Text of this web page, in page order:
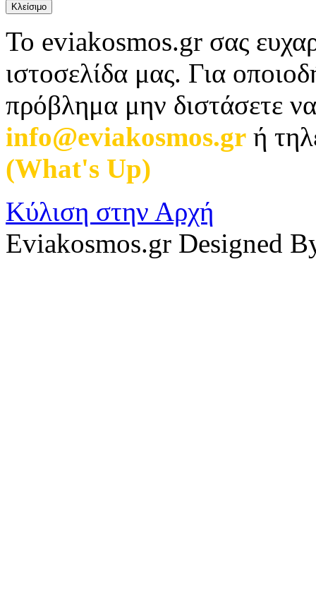
Κλείσιμο
Το eviakosmos.gr σας
ιστοσελίδα μας. Για
πρόβλημα μην διστάσετε
info@eviakosmos.gr ή
(What's Up)
Κύλιση στην Αρχή
Eviakosmos.gr Designed